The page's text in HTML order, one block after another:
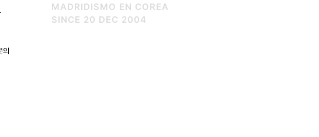
의
MADRIDISMO EN COREA
SINCE 20 DEC 2004